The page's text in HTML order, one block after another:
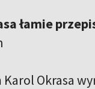
łamie
Karol Okrasa